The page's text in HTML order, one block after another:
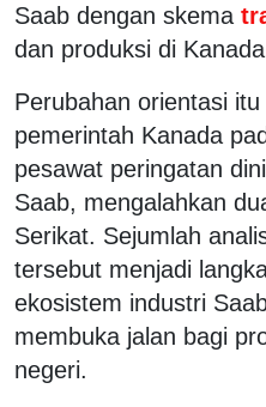
Saab dengan skema
dan produksi di
Perubahan orientasi
pemerintah Kanada
pesawat peringatan dini
Saab, mengalahkan
Serikat. Sejumlah
tersebut menjadi
ekosistem industri
membuka jalan bagi
negeri.